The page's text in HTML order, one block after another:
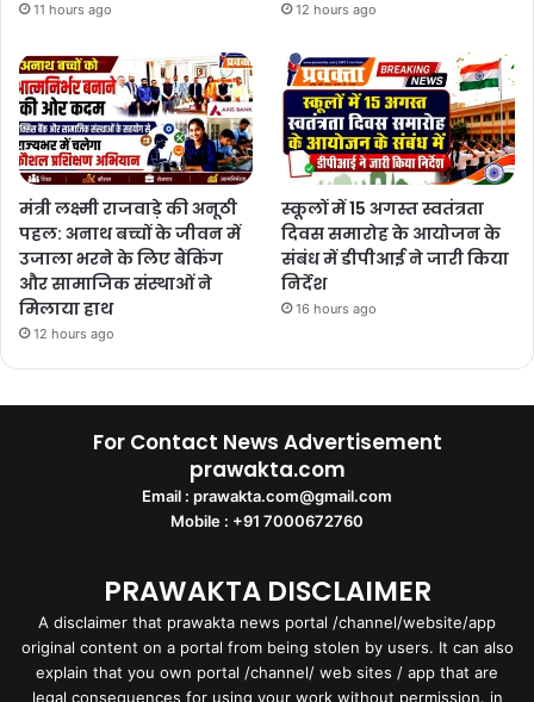
11 hours ago 12 hours ago
मंत्री लक्ष्मी राजवाड़े की अनूठी
पहल: अनाथ बच्चों के जीवन में
उजाला भरने के लिए बैंकिंग
और सामाजिक संस्थाओं ने
मिलाया हाथ
12 hours ago
स्कूलों में 15 अगस्त स्वतंत्रता
दिवस समारोह के आयोजन के
संबंध में डीपीआई ने जारी किया
निर्देश
16 hours ago
For Contact News Advertisement
prawakta.com
Email : prawakta.com@gmail.com
Mobile : +91 7000672760
PRAWAKTA DISCLAIMER
A disclaimer that prawakta news portal /channel/website/app
original content on a portal from being stolen by users. It can also
explain that you own portal /channel/ web sites / app that are
legal consequences for using your work without permission. in